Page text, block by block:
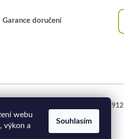
webu
výkon a
Souhlasím
Garance doručení
469 660 912